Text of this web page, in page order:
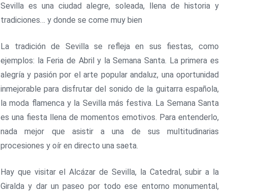
Sevilla es una ciudad alegre, soleada, llena de historia y
tradiciones… y donde se come muy bien
La tradición de Sevilla se refleja en sus fiestas, como
ejemplos: la Feria de Abril y la Semana Santa. La primera es
alegría y pasión por el arte popular andaluz, una oportunidad
inmejorable para disfrutar del sonido de la guitarra española,
la moda flamenca y la Sevilla más festiva. La Semana Santa
es una fiesta llena de momentos emotivos. Para entenderlo,
nada mejor que asistir a una de sus multitudinarias
procesiones y oír en directo una saeta.
Hay que visitar el Alcázar de Sevilla, la Catedral, subir a la
Giralda y dar un paseo por todo ese entorno monumental,